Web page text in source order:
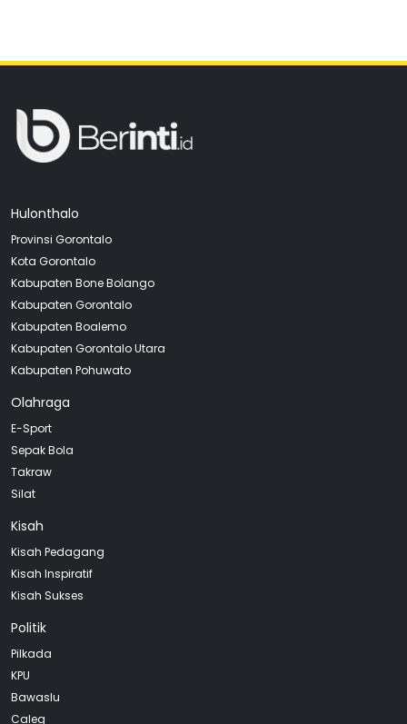
Hulonthalo
Provinsi Gorontalo
Kota Gorontalo
Kabupaten Bone Bolango
Kabupaten Gorontalo
Kabupaten Boalemo
Kabupaten Gorontalo Utara
Kabupaten Pohuwato
Olahraga
E-Sport
Sepak Bola
Takraw
Silat
Kisah
Kisah Pedagang
Kisah Inspiratif
Kisah Sukses
Politik
Pilkada
KPU
Bawaslu
Caleg